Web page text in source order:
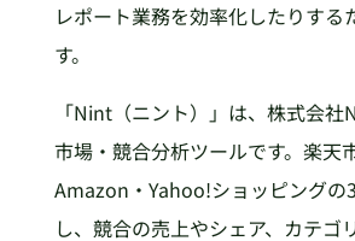
レポート業務を効率化したりする
す。
「Nint（ニント）」は、株式会
市場・競合分析ツールです。楽天
Amazon・Yahoo!ショッピングの
し、競合の売上やシェア、カテゴ